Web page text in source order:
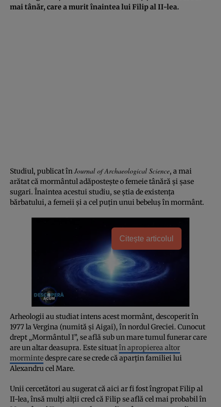
mai tânăr, care a murit înaintea lui Filip al II-lea.
Studiul, publicat înJournal of Archaeological Science, a mai
arătat că mormântul adăpostește o femeie tânără și șase
sugari. Înaintea acestui studiu, se știa de existența
bărbatului, a femeii și a cel puțin unui bebeluș în mormânt.
Citește articolul
Arheologii au studiat intens acest mormânt, descoperit în
1977 la Vergina (numită și Aigai), în nordul Greciei. Cunocut
drept „Mormântul I”, se află sub un mare tumul funerar care
are un altar deasupra. Este situatîn apropierea altor
mormintedespre care se crede că aparțin familiei lui
Alexandru cel Mare.
Unii cercetători au sugerat că aici ar fi fost îngropat Filip al
II-lea, însă mulți alții cred că Filip se află cel mai probabil în